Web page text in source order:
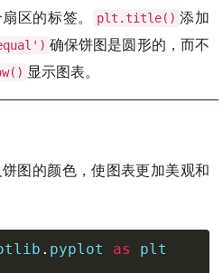
区的标签。 plt.title() 添加
确保饼图是圆形的，而不
显示图表。
图的颜色，使图表更加美观和
. pyplot as plt